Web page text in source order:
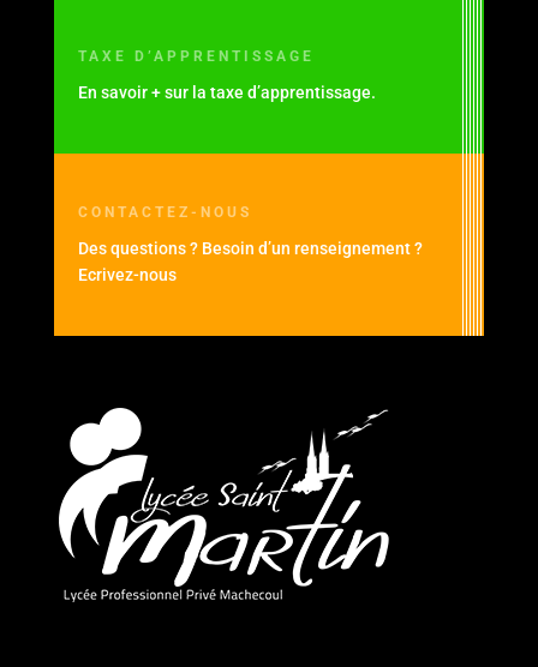
TAXE D’APPRENTISSAGE
En savoir + sur la taxe d’apprentissage.
CONTACTEZ-NOUS
Des questions ? Besoin d’un renseignement ?
Ecrivez-nous